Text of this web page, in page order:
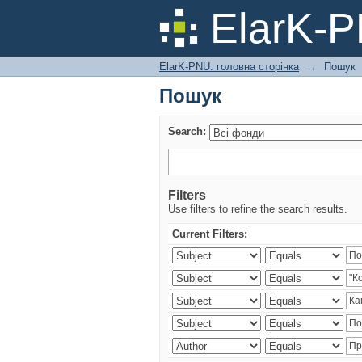
ElarK-
Пошук
ElarK-PNU: головна сторінка → Пошук
Пошук
Search:
Filters
Use filters to refine the search results.
Current Filters: